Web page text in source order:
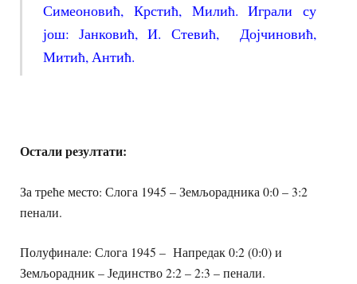
Симеоновић, Крстић, Милић. Играли су
још: Јанковић, И. Стевић, Дојчиновић,
Митић, Антић.
Остали резултати:
За треће место: Слога 1945 – Земљорадника 0:0 – 3:2
пенали.
Полуфинале: Слога 1945 – Напредак 0:2 (0:0) и
Земљорадник – Јединство 2:2 – 2:3 – пенали.